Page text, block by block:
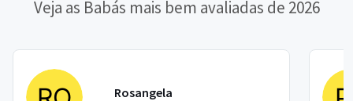
Veja as Babás mais bem avaliadas de 2026
Rosangela